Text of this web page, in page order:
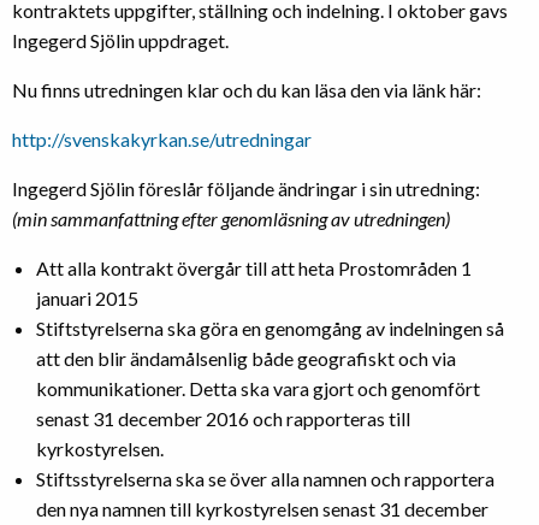
kontraktets uppgifter, ställning och indelning. I oktober gavs
Ingegerd Sjölin uppdraget.
Nu finns utredningen klar och du kan läsa den via länk här:
http://svenskakyrkan.se/utredningar
Ingegerd Sjölin föreslår följande ändringar i sin utredning:
(min sammanfattning efter genomläsning av utredningen)
Att alla kontrakt övergår till att heta Prostområden 1
januari 2015
Stiftstyrelserna ska göra en genomgång av indelningen så
att den blir ändamålsenlig både geografiskt och via
kommunikationer. Detta ska vara gjort och genomfört
senast 31 december 2016 och rapporteras till
kyrkostyrelsen.
Stiftsstyrelserna ska se över alla namnen och rapportera
den nya namnen till kyrkostyrelsen senast 31 december